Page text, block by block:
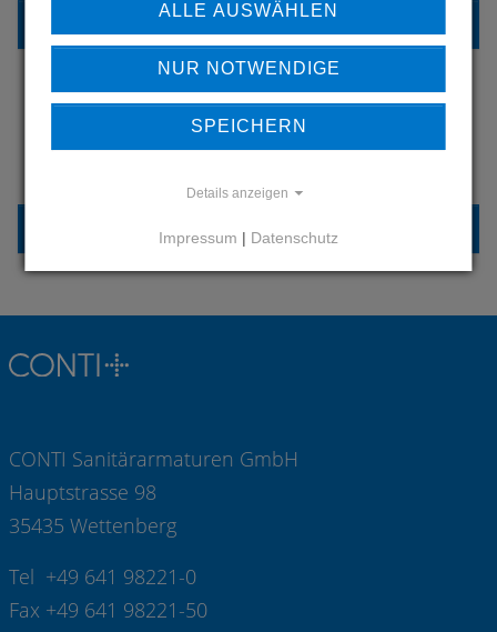
REFERENZEN
HABEN SIE FRAGEN?
KONTAKT
CONTI Sanitärarmaturen GmbH
Hauptstrasse 98
35435 Wettenberg
Tel +49 641 98221-0
Fax +49 641 98221-50
ALLE AUSWÄHLEN
NUR NOTWENDIGE
SPEICHERN
Details anzeigen
Impressum | Datenschutz